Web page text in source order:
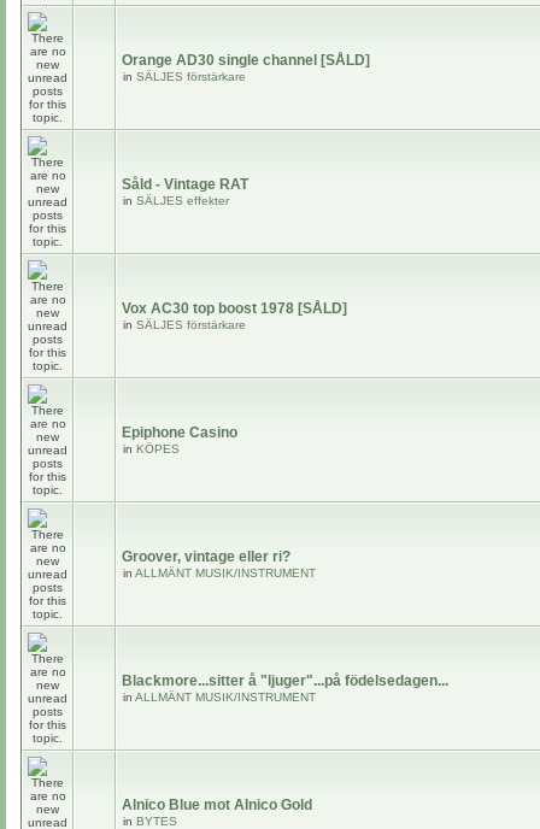
Orange AD30 single channel [SÅLD]
in SÄLJES förstärkare
Såld - Vintage RAT
in SÄLJES effekter
Vox AC30 top boost 1978 [SÅLD]
in SÄLJES förstärkare
Epiphone Casino
in KÖPES
Groover, vintage eller ri?
in ALLMÄNT MUSIK/INSTRUMENT
Blackmore...sitter å "ljuger"...på födelsedagen...
in ALLMÄNT MUSIK/INSTRUMENT
Alnico Blue mot Alnico Gold
in BYTES